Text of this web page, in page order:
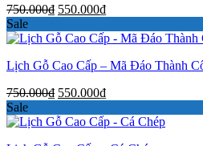
750.000₫ Giá
là:
550.000₫Giá
tại
550.000₫.
Sale
Lịch Gỗ Cao Cấp – Mã Đáo Thành
750.000₫ Giá
là:
550.000₫Giá
tại
Sale